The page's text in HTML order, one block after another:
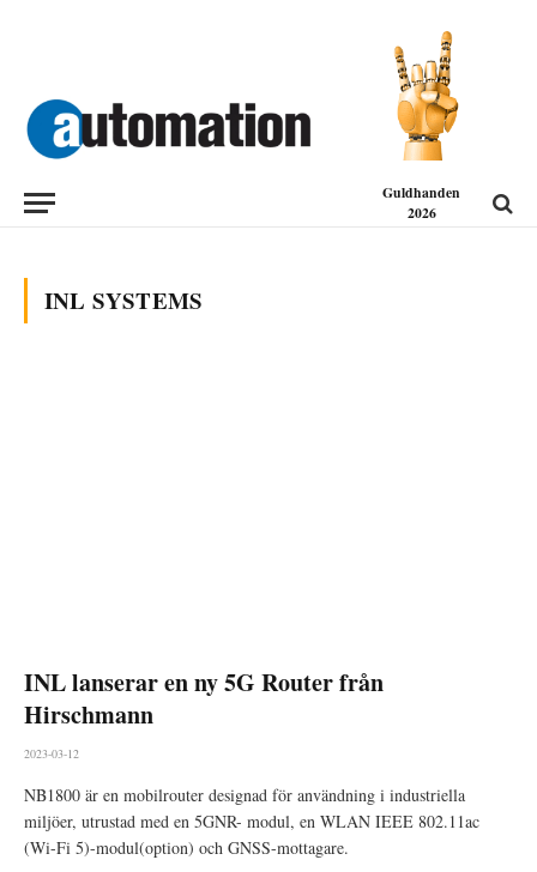
Guldhanden
2026
INL SYSTEMS
INL lanserar en ny 5G Router från
Hirschmann
2023-03-12
NB1800 är en mobilrouter designad för användning i industriella
miljöer, utrustad med en 5GNR- modul, en WLAN IEEE 802.11ac
(Wi-Fi 5)-modul(option) och GNSS-mottagare.